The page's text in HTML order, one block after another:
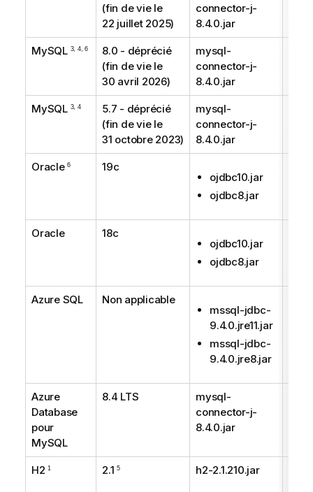
(fin de vie le
22 juillet 2025)
connector-j-
8.4.0.jar
MySQL 3, 4, 6
8.0 - déprécié
(fin de vie le
30 avril 2026)
mysql-
connector-j-
8.4.0.jar
MySQL 3, 4
5.7 - déprécié
(fin de vie le
31 octobre 2023)
mysql-
connector-j-
8.4.0.jar
Oracle6 19c
ojdbc10.jar
ojdbc8.jar
Oracle 18c
ojdbc10.jar
ojdbc8.jar
Azure SQL Non applicable
mssql-jdbc-
9.4.0.jre11.jar
mssql-jdbc-
9.4.0.jre8.jar
Azure
Database
pour
MySQL
8.4 LTS
mysql-
connector-j-
8.4.0.jar
H21 2.1 5 h2-2.1.210.jar